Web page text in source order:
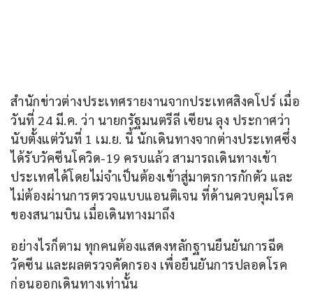
สำนักข่าวต่างประเทศรายงานจากประเทศสิงคโปร์ เมื่อ
วันที่ 24 มี.ค. ว่า นายกรัฐมนตรีลี เซียน ลุง ประกาศว่า
นับตั้งแต่วันที่ 1 เม.ย. นี้ นักเดินทางจากต่างประเทศซึ่ง
ได้รับวัคซีนโควิด-19 ครบแล้ว สามารถเดินทางเข้า
ประเทศได้โดยไม่จำเป็นต้องเข้าสู่มาตรการกักตัว และ
ไม่ต้องผ่านการตรวจแบบแอนติเจน ที่ด้านควบคุมโรค
ของสนามบิน เมื่อเดินทางมาถึง
อย่างไรก็ตาม ทุกคนต้องแสดงหลักฐานยืนยันการฉีด
วัคซีน และผลตรวจคัดกรอง เพื่อยืนยันการปลอดโรค
ก่อนออกเดินทางเท่านั้น